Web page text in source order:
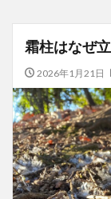
霜柱はなぜ
2026年1月21日